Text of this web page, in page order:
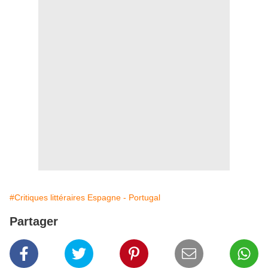
#Critiques littéraires Espagne - Portugal
Partager